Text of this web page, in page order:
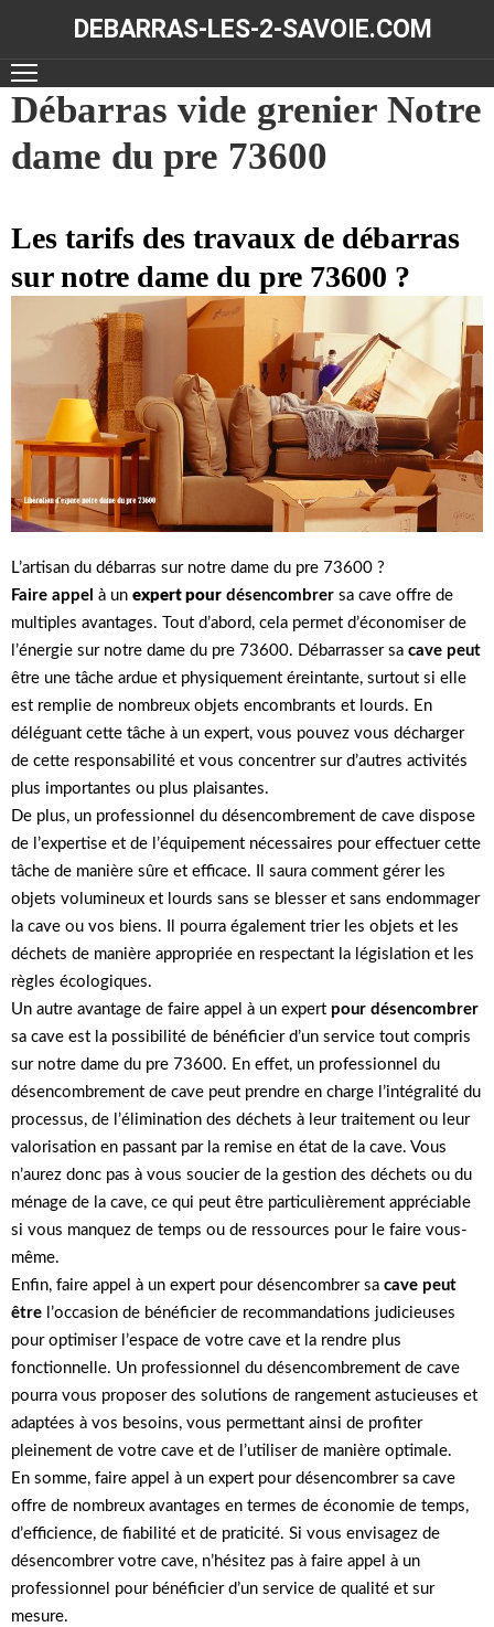
DEBARRAS-LES-2-SAVOIE.COM
ACCUEIL
DÉBARRAS
RÉALISATIONS
CONTACT
Débarras vide grenier Notre
dame du pre 73600
Les tarifs des travaux de débarras
sur notre dame du pre 73600 ?
L’artisan du débarras sur notre dame du pre 73600 ?
Faire appel à un expert pour désencombrer sa cave offre de
multiples avantages. Tout d’abord, cela permet d’économiser de
l’énergie sur notre dame du pre 73600. Débarrasser sa cave peut
être une tâche ardue et physiquement éreintante, surtout si elle
est remplie de nombreux objets encombrants et lourds. En
déléguant cette tâche à un expert, vous pouvez vous décharger
de cette responsabilité et vous concentrer sur d’autres activités
plus importantes ou plus plaisantes.
De plus, un professionnel du désencombrement de cave dispose
de l’expertise et de l’équipement nécessaires pour effectuer cette
tâche de manière sûre et efficace. Il saura comment gérer les
objets volumineux et lourds sans se blesser et sans endommager
la cave ou vos biens. Il pourra également trier les objets et les
déchets de manière appropriée en respectant la législation et les
règles écologiques.
Un autre avantage de faire appel à un expert pour désencombrer
sa cave est la possibilité de bénéficier d’un service tout compris
sur notre dame du pre 73600. En effet, un professionnel du
désencombrement de cave peut prendre en charge l’intégralité du
processus, de l’élimination des déchets à leur traitement ou leur
valorisation en passant par la remise en état de la cave. Vous
n’aurez donc pas à vous soucier de la gestion des déchets ou du
ménage de la cave, ce qui peut être particulièrement appréciable
si vous manquez de temps ou de ressources pour le faire vous-
même.
Enfin, faire appel à un expert pour désencombrer sa cave peut
être l’occasion de bénéficier de recommandations judicieuses
pour optimiser l’espace de votre cave et la rendre plus
fonctionnelle. Un professionnel du désencombrement de cave
pourra vous proposer des solutions de rangement astucieuses et
adaptées à vos besoins, vous permettant ainsi de profiter
pleinement de votre cave et de l’utiliser de manière optimale.
En somme, faire appel à un expert pour désencombrer sa cave
offre de nombreux avantages en termes de économie de temps,
d’efficience, de fiabilité et de praticité. Si vous envisagez de
désencombrer votre cave, n’hésitez pas à faire appel à un
professionnel pour bénéficier d’un service de qualité et sur
mesure.